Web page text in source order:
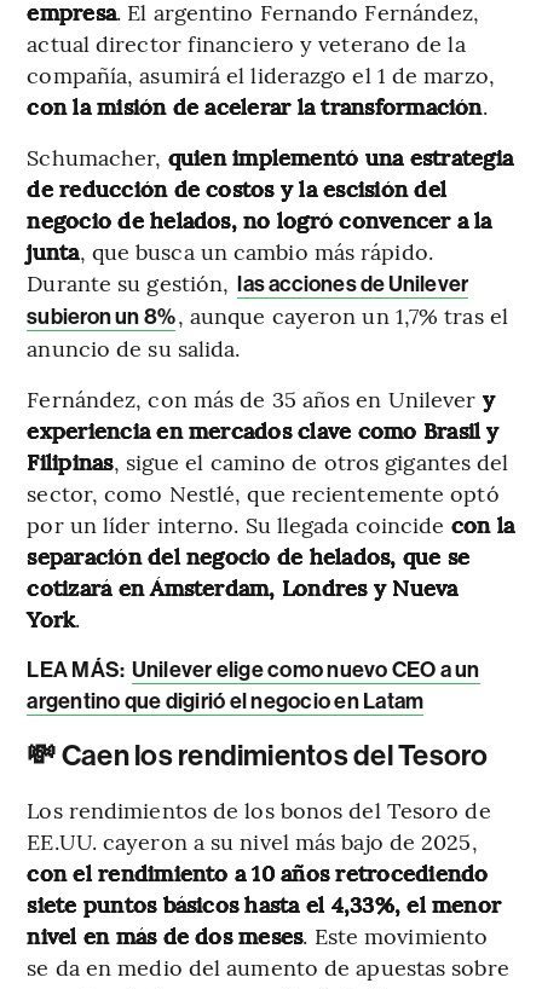
empresa. El argentino Fernando Fernández,
actual director financiero y veterano de la
compañía, asumirá el liderazgo el 1 de marzo,
con la misión de acelerar la transformación.
Schumacher, quien implementó una estrategia
de reducción de costos y la escisión del
negocio de helados, no logró convencer a la
junta, que busca un cambio más rápido.
Durante su gestión, las acciones de Unilever
subieron un 8%, aunque cayeron un 1,7% tras el
anuncio de su salida.
Fernández, con más de 35 años en Unilever y
experiencia en mercados clave como Brasil y
Filipinas, sigue el camino de otros gigantes del
sector, como Nestlé, que recientemente optó
por un líder interno. Su llegada coincide con la
separación del negocio de helados, que se
cotizará en Ámsterdam, Londres y Nueva
York.
LEA MÁS: Unilever elige como nuevo CEO a un
argentino que digirió el negocio en Latam
💸 Caen los rendimientos del Tesoro
Los rendimientos de los bonos del Tesoro de
EE.UU. cayeron a su nivel más bajo de 2025,
con el rendimiento a 10 años retrocediendo
siete puntos básicos hasta el 4,33%, el menor
nivel en más de dos meses. Este movimiento
se da en medio del aumento de apuestas sobre